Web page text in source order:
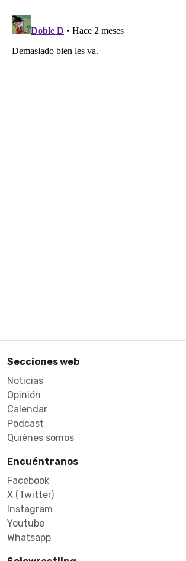
Secciones web
Noticias
Opinión
Calendar
Podcast
Quiénes somos
Encuéntranos
Facebook
X (Twitter)
Instagram
Youtube
Whatsapp